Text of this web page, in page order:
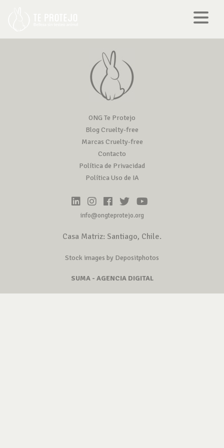
ONG Te Protejo
Blog Cruelty-free
Marcas Cruelty-free
Contacto
Política de Privacidad
Política Uso de IA
info@ongteprotejo.org
Casa Matriz: Santiago, Chile.
Stock images by Depositphotos
SUMA - AGENCIA DIGITAL